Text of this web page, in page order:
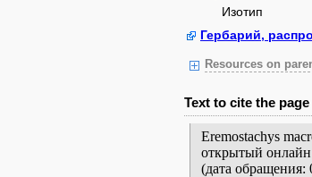
Изотип
Гербарий,
Resources on
Text to cite the page
Eremostachys
открытый онлайн
(дата обращения: